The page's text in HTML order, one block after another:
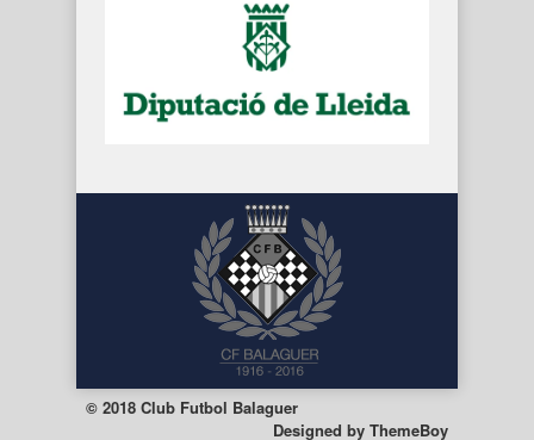
© 2018 Club Futbol Balaguer
Designed by ThemeBoy